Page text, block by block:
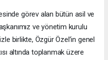
görev alan bütün asil ve
ve yönetim kurulu
birlikte, Özgür Özel’in genel
altında toplanmak üzere